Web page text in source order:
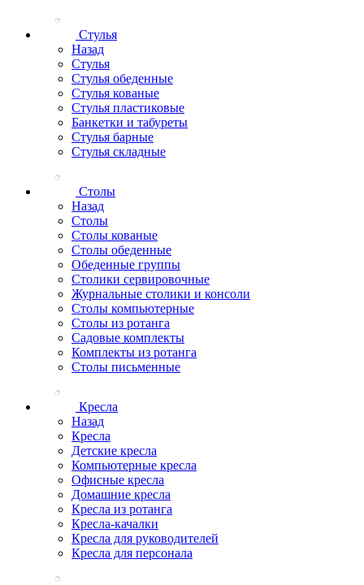
Стулья
Назад
Стулья
Стулья обеденные
Стулья кованые
Стулья пластиковые
Банкетки и табуреты
Стулья барные
Стулья складные
Столы
Назад
Столы
Столы кованые
Столы обеденные
Обеденные группы
Столики сервировочные
Журнальные столики и консоли
Столы компьютерные
Столы из ротанга
Садовые комплекты
Комплекты из ротанга
Столы письменные
Кресла
Назад
Кресла
Детские кресла
Компьютерные кресла
Офисные кресла
Домашние кресла
Кресла из ротанга
Кресла-качалки
Кресла для руководителей
Кресла для персонала